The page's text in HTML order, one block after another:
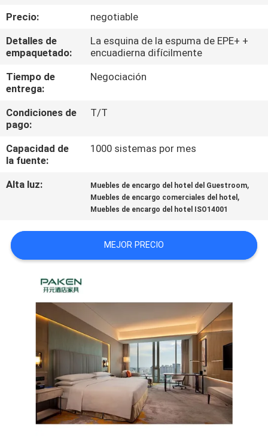
DE
CALIDAD
ÉNTRENOS
EN
CONTACTO
CON
PIDA
MAPA
SITIO
PRIVACY
POLICY
Precio:
negotiable
Detalles de
empaquetado:
La esquina de la espuma de EPE+ +
encuadierna difícilmente
Tiempo de
entrega:
Negociación
Condiciones de
pago:
T/T
Capacidad de
la fuente:
1000 sistemas por mes
Alta luz: Muebles de encargo del hotel del Guestroom,
Muebles de encargo comerciales del hotel ,
Muebles de encargo del hotel ISO14001
MEJOR PRECIO